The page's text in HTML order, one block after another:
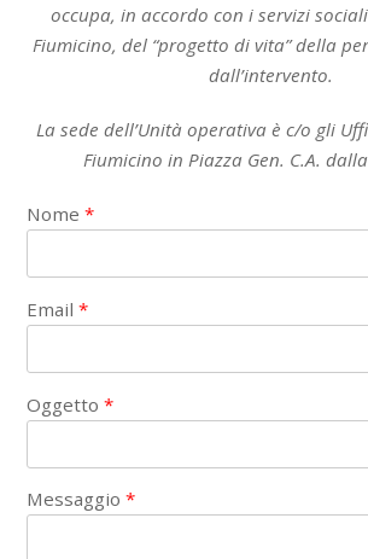
occupa, in accordo con i servizi
Fiumicino, del “progetto di vita” della
dall’intervento.
La sede dell’Unità operativa è c/o gli
Fiumicino in Piazza Gen. C.A.
Nome*
Email*
Oggetto *
Messaggio*